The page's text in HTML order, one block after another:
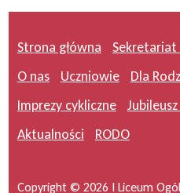
Strona główna
O nas
Uczniowie
Dla
Imprezy cykliczne
Jubileusz
Aktualności
RODO
Copyright © 2026 I Liceum